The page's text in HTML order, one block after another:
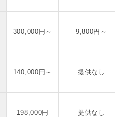
300,000円～ 9,800円～
140,000円～ 提供なし
198,000円 提供なし